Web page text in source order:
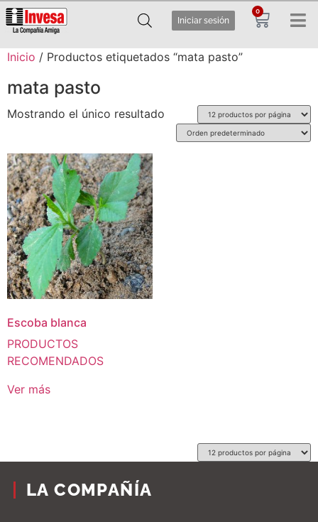
Iniciar sesión
0
Inicio / Productos etiquetados “mata pasto”
mata pasto
Mostrando el único resultado
Escoba blanca
PRODUCTOS
RECOMENDADOS
Ver más
LA COMPAÑÍA